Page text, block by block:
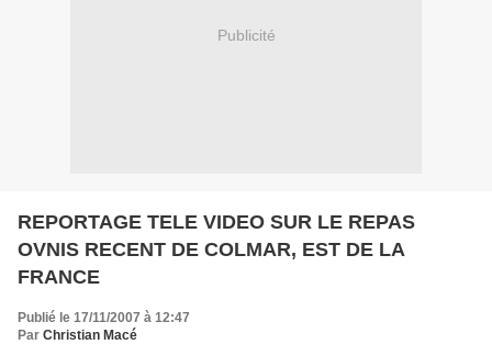
Publicité
REPORTAGE TELE VIDEO SUR LE REPAS
OVNIS RECENT DE COLMAR, EST DE LA
FRANCE
Publié le 17/11/2007 à 12:47
Par Christian Macé